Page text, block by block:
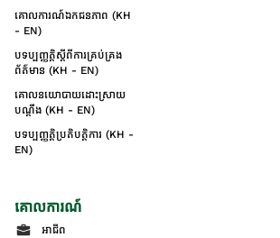
គោលការណ៍ឯកជនភាព (KH
- EN)
បទប្បញ្ញត្តិស្តីពីការគ្រប់គ្រង
ព័ត៌មាន (KH - EN)
គោលនយោបាយដោះស្រាយ
បណ្ដឹង (KH - EN)
បទប្បញ្ញត្តិប្រតិបត្តិការ (KH -
EN)
គោលការណ៍
អាជីព